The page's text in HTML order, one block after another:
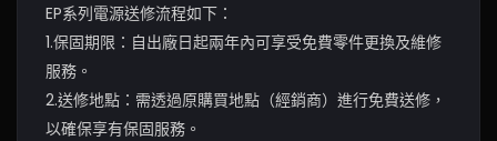
EP系列電源送修流程如下：
1.保固期限：自出廠日起兩年內可享受免費零件更換及維修
服務。
2.送修地點：需透過原購買地點（經銷商）進行免費送修，
以確保享有保固服務。